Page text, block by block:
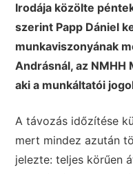
Irodája közölte
szerint Papp Dániel
munkaviszonyának
Andrásnál, az NMHH
aki a munkáltatói
A távozás időzítése
mert mindez azután
jelezte: teljes körűen